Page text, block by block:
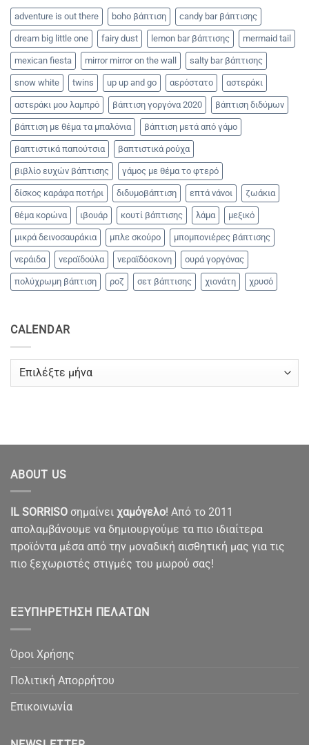
καρπούζι!!!
adventure is out there boho βάπτιση candy bar βάπτισης
dream big little one fairy dust lemon bar βάπτισης mermaid tail
mexican fiesta mirror mirror on the wall salty bar βάπτισης
snow white twins up up and go αερόστατο αστεράκι
αστεράκι μου λαμπρό βάπτιση γοργόνα 2020 βάπτιση διδύμων
βάπτιση με θέμα τα μπαλόνια βάπτιση μετά από γάμο
βαπτιστικά παπούτσια βαπτιστικά ρούχα
βιβλίο ευχών βάπτισης γάμος με θέμα το φτερό
δίσκος καράφα ποτήρι διδυμοβάπτιση επτά νάνοι ζωάκια
θέμα κορώνα ιβουάρ κουτί βάπτισης λάμα μεξικό
μικρά δεινοσαυράκια μπλε σκούρο μπομπονιέρες βάπτισης
νεράιδα νεραϊδούλα νεραϊδόσκονη ουρά γοργόνας
πολύχρωμη βάπτιση ροζ σετ βάπτισης χιονάτη χρυσό
CALENDAR
CALENDAR
ABOUT US
IL SORRISO σημαίνει χαμόγελο! Από το 2011
απολαμβάνουμε να δημιουργούμε τα πιο ιδιαίτερα
προϊόντα μέσα από την μοναδική αισθητική μας για τις
πιο ξεχωριστές στιγμές του μωρού σας!
ΕΞΥΠΗΡΈΤΗΣΗ ΠΕΛΑΤΏΝ
Όροι Χρήσης
Πολιτική Απορρήτου
Επικοινωνία